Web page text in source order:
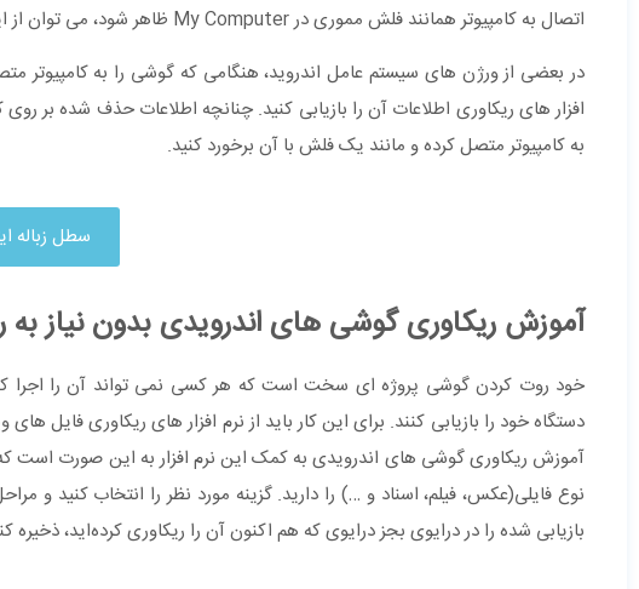
اتصال به کامپیوتر همانند فلش مموری در My Computer ظاهر شود، می توان از این دسته نرم افزار ها استفاده کرد و اطلاعات را احیا نمود.
در بعضی از ورژن های سیستم عامل اندروید، هنگامی که گوشی را به
به کامپیوتر متصل کرده و مانند یک فلش با آن برخورد کنید.
سطل زباله
آموزش ریکاوری گوشی های اندرویدی بدون نیاز
خود روت کردن گوشی پروژه ای سخت است که هر کسی نمی تواند آن را اجرا
آموزش ریکاوری گوشی های اندرویدی به کمک این نرم افزار به این صورت است که
نوع فایلی(عکس، فیلم، اسناد و …) را دارید. گزینه‌ مورد نظر را انتخاب کنید و
بازیابی شده را در درایوی بجز درایوی که هم اکنون آن را ریکاوری کرده‌اید، ذخیره